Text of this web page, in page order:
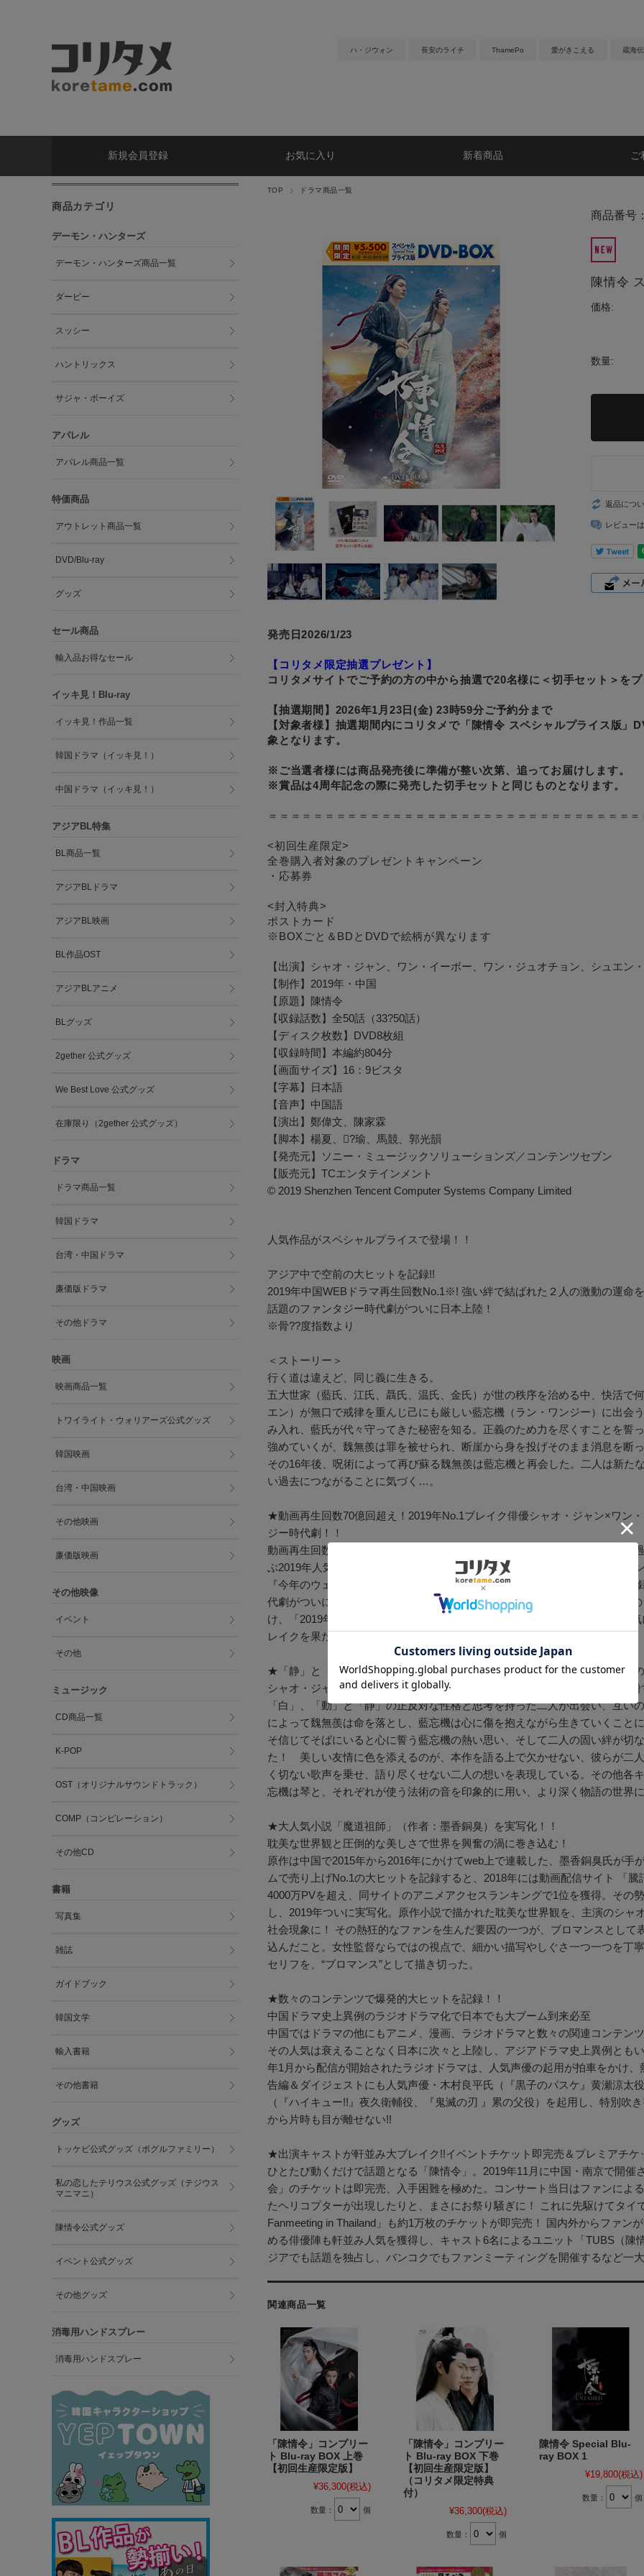
ハ・ジウォン 長安のライチ ThamePo 愛がきこえる 蔵海伝
新規会員登録 お気に入り 新着商品 ご
TOP ドラマ商品一覧
商品番号
陳情令
価格:
数量:
返品につ
レビュー
発売日2026/1/23
【コリタメ限定抽選プレゼント】
コリタメサイトでご予約の方の中から抽選で20名様に＜切手セット＞をプ
【抽選期間】2026年1月23日(金) 23時59分ご予約分まで
【対象者様】抽選期間内にコリタメで「陳情令 スペシャルプライス版
象となります。
※ご当選者様には商品発売後に準備が整い次第、追ってお届けします。
※賞品は4周年記念の際に発売した切手セットと同じものとなります。
＝＝＝＝＝＝＝＝＝＝＝＝＝＝＝＝＝＝＝＝＝＝＝＝＝＝＝＝＝＝＝＝＝
<初回生産限定>
全巻購入者対象のプレゼントキャンペーン
・応募券
<封入特典>
ポストカード
※BOXごと＆BDとDVDで絵柄が異なります
【出演】シャオ・ジャン、ワン・イーボー、ワン・ジュオチョン、シュエン
【制作】2019年・中国
【原題】陳情令
【収録話数】全50話（33?50話）
【ディスク枚数】DVD8枚組
【収録時間】本編約804分
【画面サイズ】16：9ビスタ
【字幕】日本語
【音声】中国語
【演出】鄭偉文、陳家霖
【脚本】楊夏、?瑜、馬競、郭光韻
【発売元】ソニー・ミュージックソリューションズ／コンテンツセブン
【販売元】TCエンタテインメント
© 2019 Shenzhen Tencent Computer Systems Company Limited
人気作品がスペシャルプライスで登場！！
アジア中で空前の大ヒットを記録!!
2019年中国WEBドラマ再生回数No.1※! 強い絆で結ばれた２人の激動の運命
話題のファンタジー時代劇がついに日本上陸！
※骨??度指数より
＜ストーリー＞
行く道は違えど、同じ義に生きる。
五大世家（藍氏、江氏、聶氏、温氏、金氏）が世の秩序を治める中、快活で
エン）が無口で戒律を重んじ己にも厳しい藍忘機（ラン・ワンジー）に出会
み入れ、藍氏が代々守ってきた秘密を知る。正義のため力を尽くすことを誓
強めていくが、魏無羨は罪を被せられ、断崖から身を投げそのまま消息を断っ
その16年後、呪術によって再び蘇る魏無羨は藍忘機と再会した。二人は新た
い過去につながることに気づく…。
★動画再生回数70億回超え！2019年No.1ブレイク俳優シャオ・ジャン×ワン
ジー時代劇！！
動画再生回数70億回を突破！ 「2019年webドラマ再生回数No.1」、「“豆瓣”
ぶ2019年人気ドラマNo.1」等数々のNo.1に輝き、webサイト「騰訊視頻（テ
『今年のウェブドラマ大賞』他、数々の祭典で賞を獲得!! webドラマ史の
代劇がついに日本上陸!! 主演に抜擢されたのは、共にアイドルグループ出身
け、「2019年芸能界で特に活躍した10人」に2人揃って選出されるほどの人
レイクを果たした。
★「静」と「動」、真逆な性格の主人公たちが魅せる！人生をも変える二人
シャオ・ジャン演じる、無邪気で陽気な“黒の彼”魏無羨と、ワン・イーボー
「白」、「動」と「静」の正反対な性格と思考を持った二人が出会い、互
によって魏無羨は命を落とし、藍忘機は心に傷を抱えながら生きていくこと
そ信じてそばにいると心に誓う藍忘機の熱い思い、そして二人の固い絆が切
た！ 美しい友情に色を添えるのが、本作を語る上で欠かせない、彼らが二
く切ない歌声を乗せ、語り尽くせない二人の想いを表現している。その他各
忘機は琴と、それぞれが使う法術の音を印象的に用い、より深く物語の世界
★大人気小説「魔道祖師」（作者：墨香銅臭）を実写化！！
耽美な世界観と圧倒的な美しさで世界を興奮の渦に巻き込む！
原作は中国で2015年から2016年にかけてweb上で連載した、墨香銅臭氏が
ムで売り上げNo.1の大ヒットを記録すると、2018年には動画配信サイト 「
4000万PVを超え、同サイトのアニメアクセスランキングで1位を獲得。その
し、2019年ついに実写化。原作小説で描かれた耽美な世界観を、主演のシ
社会現象に！ その熱狂的なファンを生んだ要因の一つが、ブロマンスとして
込んだこと。女性監督ならではの視点で、細かい描写やしぐさ一つ一つを丁
セリフを、“ブロマンス”として描き切った。
★数々のコンテンツで爆発的大ヒットを記録！！
中国ドラマ史上異例のラジオドラマ化で日本でも大ブーム到来必至
中国ではドラマの他にもアニメ、漫画、ラジオドラマと数々の関連コンテン
その人気は衰えることなく日本に次々と上陸し、アジアドラマ史上異例とも
年1月から配信が開始されたラジオドラマは、人気声優の起用が拍車をかけ
告編＆ダイジェストにも人気声優・木村良平氏（『黒子のバスケ』黄瀬涼太
（『ハイキュー!!』夜久衛輔役、『鬼滅の刃 』累の父役）を起用し、特別吹
から片時も目が離せない!!
★出演キャストが軒並み大ブレイク!!イベントチケット即完売＆プレミアチケ
ひとたび動くだけで話題となる「陳情令」。2019年11月に中国・南京で開
会」のチケットは即完売、入手困難を極めた。コンサート当日はファンによ
たヘリコプターが出現したりと、まさにお祭り騒ぎに！ これに先駆けてタイ
Fanmeeting in Thailand」も約1万枚のチケットが即完売！ 国内外からファン
める俳優陣も軒並み人気を獲得し、キャスト6名によるユニット「TUBS（
ジアでも話題を独占し、バンコクでもファンミーティングを開催するなど一
関連商品一覧
「陳情令」コンプリー
ト Blu-ray BOX 上巻
【初回生産限定版】
¥36,300(税込)
数量： 個
「陳情令」コンプリー
ト Blu-ray BOX 下巻
【初回生産限定版】
（コリタメ限定特典
付）
¥36,300(税込)
数量： 個
陳情令 Special Blu-
ray BOX 1
¥19,800(税込)
数量： 個
商品カテゴリ
デーモン・ハンターズ
デーモン・ハンターズ商品一覧
ダーピー
スッシー
ハントリックス
サジャ・ボーイズ
アパレル
アパレル商品一覧
特価商品
アウトレット商品一覧
DVD/Blu-ray
グッズ
セール商品
輸入品お得なセール
イッキ見！Blu-ray
イッキ見！作品一覧
韓国ドラマ（イッキ見！）
中国ドラマ（イッキ見！）
アジアBL特集
BL商品一覧
アジアBLドラマ
アジアBL映画
BL作品OST
アジアBLアニメ
BLグッズ
2gether 公式グッズ
We Best Love 公式グッズ
在庫限り（2gether 公式グッズ）
ドラマ
ドラマ商品一覧
韓国ドラマ
台湾・中国ドラマ
廉価版ドラマ
その他ドラマ
映画
映画商品一覧
トワイライト・ウォリアーズ公式グッズ
韓国映画
台湾・中国映画
その他映画
廉価版映画
その他映像
イベント
その他
ミュージック
CD商品一覧
K-POP
OST（オリジナルサウンドトラック）
COMP（コンピレーション）
その他CD
書籍
写真集
雑誌
ガイドブック
韓国文学
輸入書籍
その他書籍
グッズ
トッケビ公式グッズ（ボグルファミリー）
私の恋したテリウス公式グッズ（テジウス
マニマニ）
陳情令公式グッズ
イベント公式グッズ
その他グッズ
消毒用ハンドスプレー
消毒用ハンドスプレー